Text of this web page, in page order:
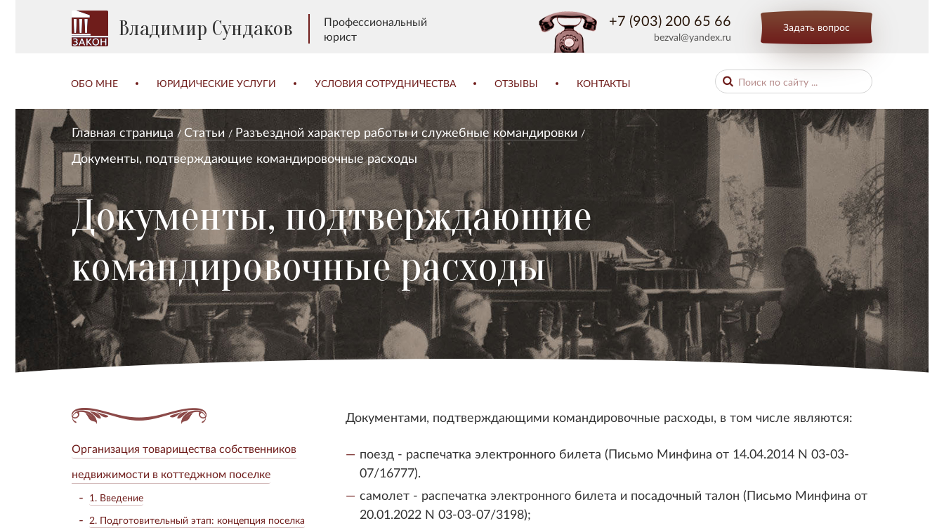
Владимир Сундаков
Профессиональный
юрист
+7 (903) 200 65 66
bezval@yandex.ru
Задать вопрос
ОБО МНЕ ЮРИДИЧЕСКИЕ УСЛУГИ УСЛОВИЯ СОТРУДНИЧЕСТВА ОТЗЫВЫ КОНТАКТЫ
Главная страница Статьи
Разъездной характер работы и служебные командировки
Документы, подтверждающие командировочные расходы
Документы, подтверждающие
командировочные расходы
Организация товарищества собственников
недвижимости в коттеджном поселке
1. Введение
2. Подготовительный этап: концепция поселка
Документами, подтверждающими командировочные расходы, в том числе являются:
поезд - распечатка электронного билета (Письмо Минфина от 14.04.2014 N 03-03-
07/16777).
самолет - распечатка электронного билета и посадочный талон (Письмо Минфина от
20.01.2022 N 03-03-07/3198);